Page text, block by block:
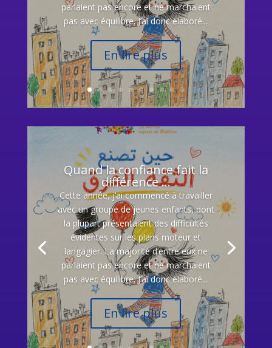
parlaient pas encore et ne marchaient
pas avec équilibre. J’ai donc élaboré...
En lire plus
Quand la confiance fait la
différence …
Cette année, j’ai commencé à travailler
avec un groupe de jeunes enfants, dont
la plupart présentaient des difficultés
évidentes sur les plans moteur et
langagier. La majorité d’entre eux ne
parlaient pas encore et ne marchaient
pas avec équilibre. J’ai donc élaboré...
En lire plus